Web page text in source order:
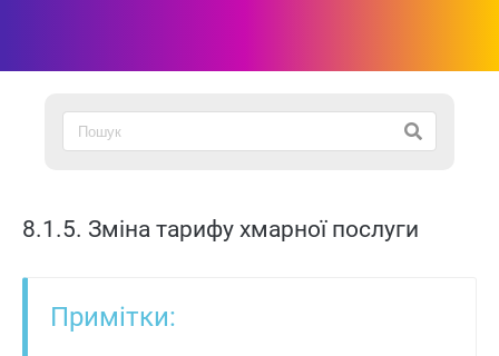
8.1.5. Зміна тарифу хмарної послуги
Примітки: